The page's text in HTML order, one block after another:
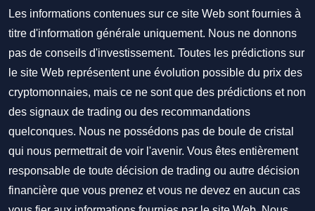
Les informations contenues sur ce site Web sont fournies à
titre d'information générale uniquement. Nous ne donnons
pas de conseils d'investissement. Toutes les prédictions sur
le site Web représentent une évolution possible du prix des
cryptomonnaies, mais ce ne sont que des prédictions et non
des signaux de trading ou des recommandations
quelconques. Nous ne possédons pas de boule de cristal
qui nous permettrait de voir l'avenir. Vous êtes entièrement
responsable de toute décision de trading ou autre décision
financière que vous prenez et vous ne devez en aucun cas